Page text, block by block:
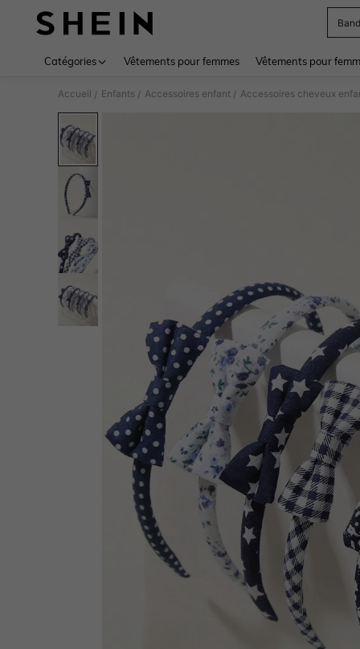
Catégories Vêtements pour femmes Vêtements pour
Accueil / Enfants / Accessoires enfant / Accessoires cheveux